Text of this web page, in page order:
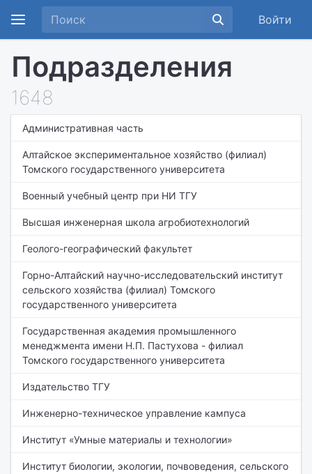
Войти
Подразделения
1648
Административная часть
Алтайское экспериментальное хозяйство (филиал)
Томского государственного университета
Военный учебный центр при НИ ТГУ
Высшая инженерная школа агробиотехнологий
Геолого-географический факультет
Горно-Алтайский научно-исследовательский институт
сельского хозяйства (филиал) Томского
государственного университета
Государственная академия промышленного
менеджмента имени Н.П. Пастухова - филиал
Томского государственного университета
Издательство ТГУ
Инженерно-техническое управление кампуса
Институт «Умные материалы и технологии»
Институт биологии, экологии, почвоведения, сельского